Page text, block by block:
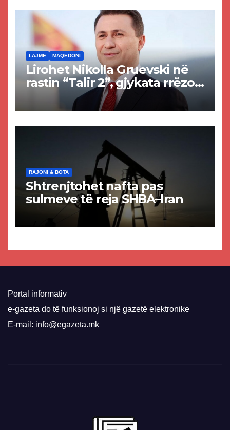
LAJME MAQEDONI
Lirohet Nikolla Gruevski në
rastin “Talir 2”, gjykata rrëzon
akuzat për ndërtimin e
paligjshëm të selisë së
RAJONI & BOTA
Shtrenjtohet nafta pas
sulmeve të reja SHBA–Iran
Portal informativ
e-gazeta do të funksionoj si një gazetë elektronike
E-mail: info@egazeta.mk